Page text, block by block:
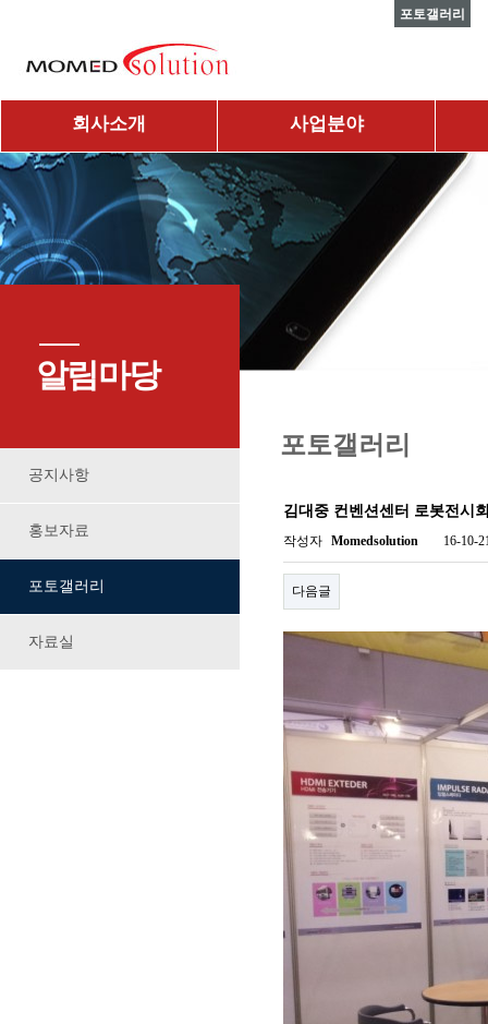
회사소개 사업분야
알림마당
공지사항
홍보자료
포토갤러리
자료실
포토갤러리
포토갤러리
김대중 컨벤션센터 로봇전시
작성자 Momedsolution 16-10-
다음글